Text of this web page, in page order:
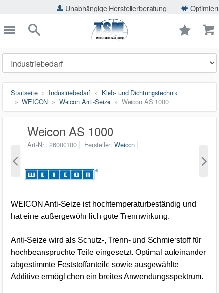
Unabhängige Herstellerberatung Optimierung der
schließen
Suche
Startseite Industriebedarf
Kleb- und Dichtungstechnik
WEICON
Weicon Anti-Seize Weicon AS 1000
Weicon AS 1000
Art-Nr. 26000100 Hersteller Weicon
WEICON Anti-Seize ist hochtemperaturbeständig und
hat eine außergewöhnlich gute Trennwirkung.
Anti-Seize wird als Schutz-, Trenn- und Schmierstoff für
hochbeanspruchte Teile eingesetzt. Optimal aufeinander
abgestimmte Feststoffanteile sowie ausgewählte
Additive ermöglichen ein breites Anwendungsspektrum.